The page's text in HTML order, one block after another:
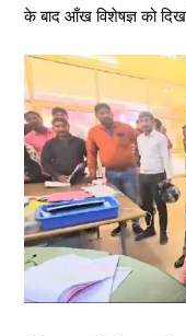
के बाद आँख विशेषज्ञ को